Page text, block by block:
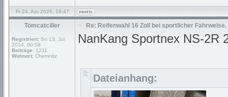
Fr 24. Apr 2026, 18:47
Tomcatciller
Registriert: So 13. Jul
2014, 00:58
Beiträge: 1211
Wohnort: Chemnitz
Re: Reifenwahl 16 Zoll bei sportlicher Fahrweise.
NanKang Sportnex NS-2R
Dateianhang: